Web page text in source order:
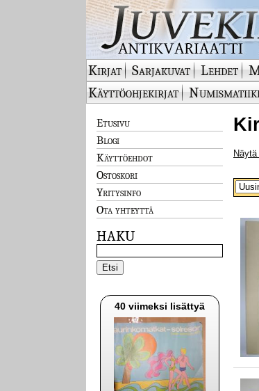
Kirjat Sarjakuvat Lehdet
Käyttöohjekirjat
Etusivu
Blogi
Käyttöehdot
Ostoskori
Yritysinfo
Ota yhteyttä
HAKU
40 viimeksi lisättyä